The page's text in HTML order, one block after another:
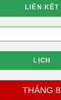
LIÊN KẾT
LỊCH
THÁNG 8